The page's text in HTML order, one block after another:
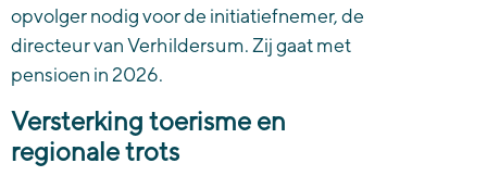
opvolger nodig voor de initiatiefnemer, de
directeur van Verhildersum. Zij gaat met
pensioen in 2026.
Versterking toerisme en
regionale trots